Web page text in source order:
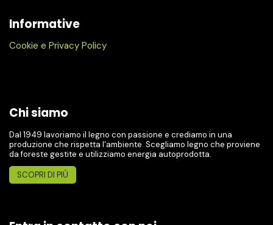
Informative
Cookie e Privacy Policy
Chi siamo
Dal 1949 lavoriamo il legno con passione e crediamo in una
produzione che rispetta l'ambiente. Scegliamo legno che proviene
da foreste gestite e utilizziamo energia autoprodotta.
SCOPRI DI PIÙ